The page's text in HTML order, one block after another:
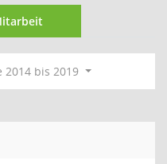
2014 bis 2019